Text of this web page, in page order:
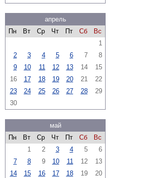
апрель
Пн
Вт Ср Чт Пт Сб
Вс
1
2
3 4 5 6 7
8
9
10 11 12 13 14
15
16
17 18 19 20 21
22
23
24 25 26 27 28
29
30
май
Пн
Вт Ср Чт Пт Сб
Вс
1
2 3 4 5
6
7
8 9 10 11 12
13
14
15 16 17 18 19
20